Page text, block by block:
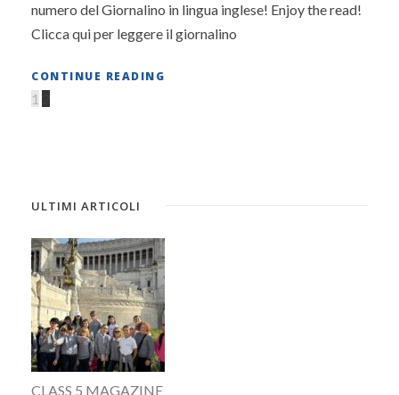
numero del Giornalino in lingua inglese! Enjoy the read!
Clicca qui per leggere il giornalino
CONTINUE READING
1
ULTIMI ARTICOLI
CLASS 5 MAGAZINE